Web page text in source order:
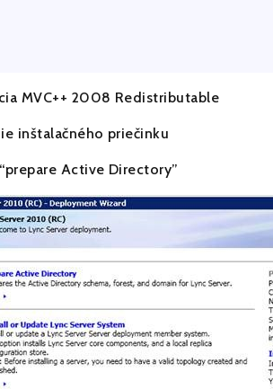
MVC++ 2008 Redistributable
inštalačného priečinku
Active Directory”